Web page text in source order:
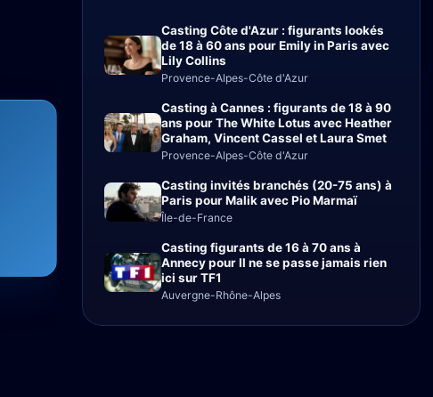
Casting Côte d'Azur : figurants lookés
de 18 à 60 ans pour Emily in Paris avec
Lily Collins
Provence-Alpes-Côte d'Azur
Casting à Cannes : figurants de 18 à 90
ans pour The White Lotus avec Heather
Graham, Vincent Cassel et Laura Smet
Provence-Alpes-Côte d'Azur
Casting invités branchés (20-75 ans) à
Paris pour Malik avec Pio Marmaï
Île-de-France
Casting figurants de 16 à 70 ans à
Annecy pour Il ne se passe jamais rien
ici sur TF1
Auvergne-Rhône-Alpes